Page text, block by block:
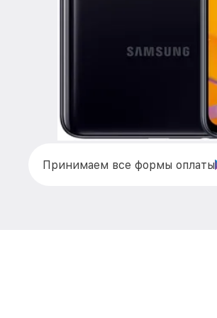
Принимаем все формы оплаты